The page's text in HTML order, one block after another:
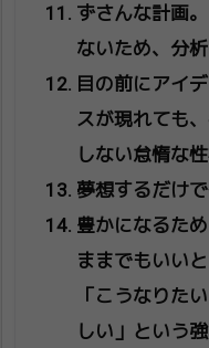
ずさんな計画
ないため、分
目の前にアイ
スが現れても
しない怠惰な性
夢想するだけ
豊かになるた
ままでもいい
「こうなりた
しい」という